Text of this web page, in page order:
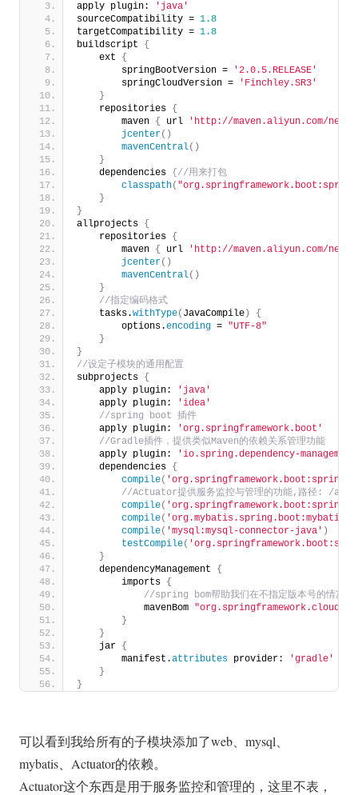
apply plugin:
'java'
sourceCompatibility = 1.8
targetCompatibility = 1.8
buildscript {
    ext
{
        springBootVersion =
'2.0.5.RELEASE'
        springCloudVersion =
'Finchley.SR3'
}
    repositories
{
        maven
{ url
'http://maven.aliyun.com/
jcenter()
mavenCentral()
}
    dependencies
{//用来打包
classpath(
}
}
allprojects {
    repositories
{
        maven
{ url
'http://maven.aliyun.com/
jcenter()
mavenCentral()
}
//指定编码格式
    tasks.
withType( JavaCompile )
{
        options.
encoding = "UTF-8"
}
}
//设定子模块的通用配置
subprojects {
    apply plugin:
'java'
    apply plugin:
'idea'
//spring boot 插件
    apply plugin:
'org.springframework.boot'
//Gradle插件，提供类似Maven的依赖关系管理功能
    apply plugin:
'io.spring.dependency-
    dependencies
{
compile( 'org.springframework.boot:spring-
//Actuator提供服务监控与管理的功能,路径: /
compile(
compile(
compile( 'mysql:mysql-connector-java' )
testCompile(
}
    dependencyManagement
{
        imports
{
//spring bom帮助我们在不指定版本号的情况下
            mavenBom
}
}
    jar
{
        manifest.
attributes provider:
'gradle'
}
}
可以看到我给所有的子模块添加了web、mysql、
mybatis、Actuator的依赖。
Actuator这个东西是用于服务监控和管理的，这里不表，